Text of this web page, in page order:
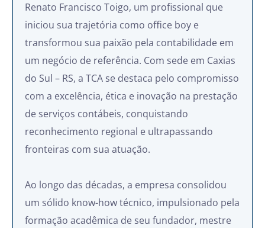
Renato Francisco Toigo, um profissional que
iniciou sua trajetória como office boy e
transformou sua paixão pela contabilidade em
um negócio de referência. Com sede em Caxias
do Sul – RS, a TCA se destaca pelo compromisso
com a excelência, ética e inovação na prestação
de serviços contábeis, conquistando
reconhecimento regional e ultrapassando
fronteiras com sua atuação.
Ao longo das décadas, a empresa consolidou
um sólido know-how técnico, impulsionado pela
formação acadêmica de seu fundador, mestre